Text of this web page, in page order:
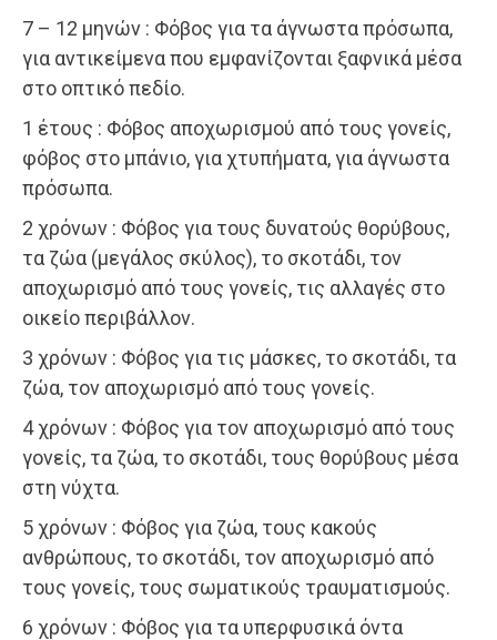
7 – 12 μηνών : Φόβος για τα άγνωστα πρόσωπα,
για αντικείμενα που εμφανίζονται ξαφνικά μέσα
στο οπτικό πεδίο.
1 έτους : Φόβος αποχωρισμού από τους γονείς,
φόβος στο μπάνιο, για χτυπήματα, για άγνωστα
πρόσωπα.
2 χρόνων : Φόβος για τους δυνατούς θορύβους,
τα ζώα (μεγάλος σκύλος), το σκοτάδι, τον
αποχωρισμό από τους γονείς, τις αλλαγές στο
οικείο περιβάλλον.
3 χρόνων : Φόβος για τις μάσκες, το σκοτάδι, τα
ζώα, τον αποχωρισμό από τους γονείς.
4 χρόνων : Φόβος για τον αποχωρισμό από τους
γονείς, τα ζώα, το σκοτάδι, τους θορύβους μέσα
στη νύχτα.
5 χρόνων : Φόβος για ζώα, τους κακούς
ανθρώπους, το σκοτάδι, τον αποχωρισμό από
τους γονείς, τους σωματικούς τραυματισμούς.
6 χρόνων : Φόβος για τα υπερφυσικά όντα